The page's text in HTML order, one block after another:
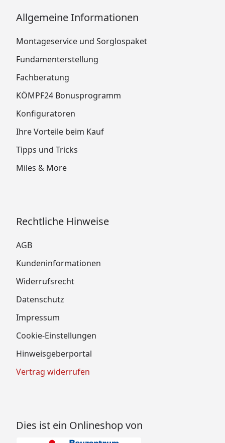
Allgemeine Informationen
Montageservice und Sorglospaket
Fundamenterstellung
Fachberatung
KÖMPF24 Bonusprogramm
Konfiguratoren
Ihre Vorteile beim Kauf
Tipps und Tricks
Miles & More
Rechtliche Hinweise
AGB
Kundeninformationen
Widerrufsrecht
Datenschutz
Impressum
Cookie-Einstellungen
Hinweisgeberportal
Vertrag widerrufen
Dies ist ein Onlineshop von